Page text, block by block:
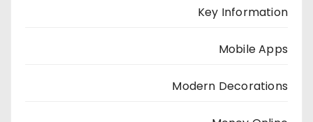
Key Information
Mobile Apps
Modern Decorations